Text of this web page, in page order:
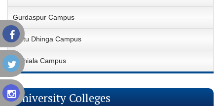
Gurdaspur Campus
Fattu Dhinga Campus
Sathiala Campus
University Colleges